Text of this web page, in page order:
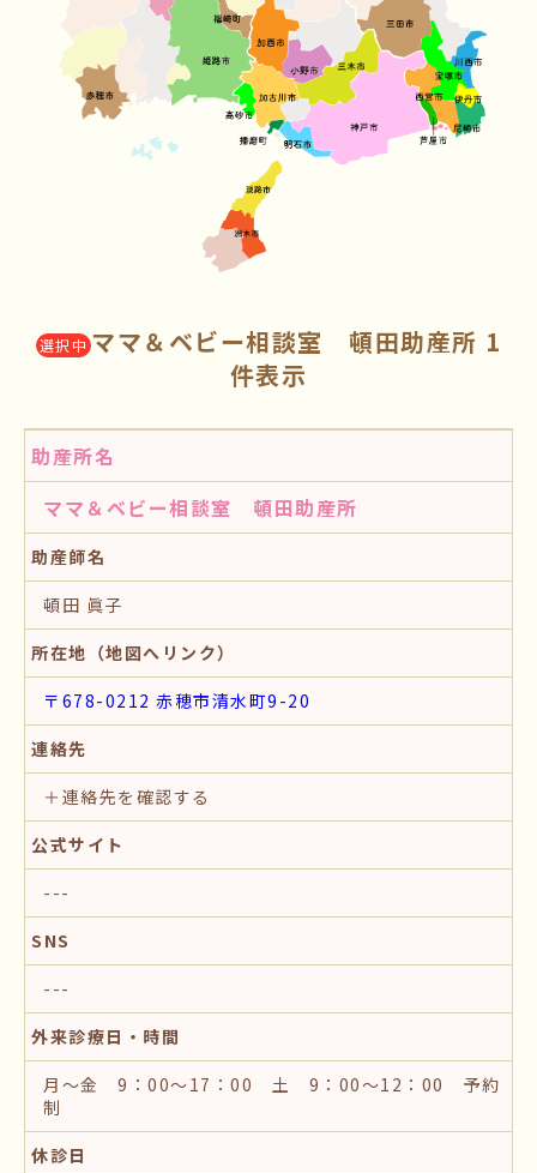
選択中 ママ＆ベビー相談室 頓田助産所 1
件表示
助産所名
ママ＆ベビー相談室 頓田助産所
助産師名
頓田 眞子
所在地（地図へリンク）
〒678-0212 赤穂市清水町9-20
連絡先
＋連絡先を確認する
公式サイト
---
SNS
---
外来診療日・時間
月～金 9：00～17：00 土 9：00～12：00 予約
制
休診日